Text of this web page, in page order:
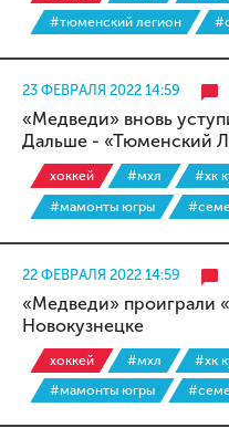
#тюменский легион
23 ФЕВРАЛЯ 2022 14:59
«Медведи» вновь
Дальше - «Тюменский
хоккей #мхл
#хк
#мамонты югры
22 ФЕВРАЛЯ 2022 14:59
«Медведи» проиграли
Новокузнецке
хоккей #мхл
#хк
#мамонты югры